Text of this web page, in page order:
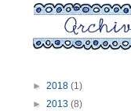
► 2018 (1)
► 2013 (8)